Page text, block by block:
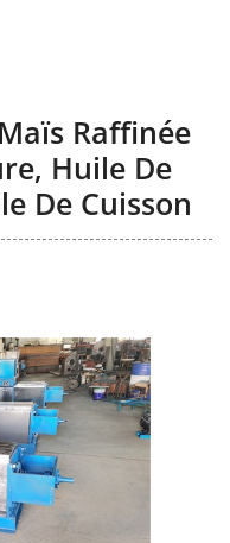
Raffinée
Huile De
De Cuisson